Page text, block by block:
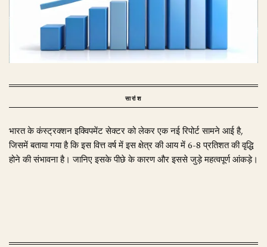
सारांश
भारत के कंस्ट्रक्शन इक्विपमेंट सेक्टर को लेकर एक नई रिपोर्ट सामने आई है,
जिसमें बताया गया है कि इस वित्त वर्ष में इस क्षेत्र की आय में 6-8 प्रतिशत की वृद्धि
होने की संभावना है। जानिए इसके पीछे के कारण और इससे जुड़े महत्वपूर्ण आंकड़े।